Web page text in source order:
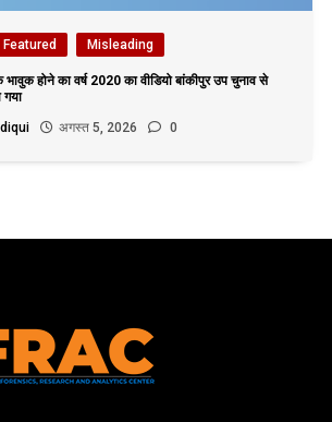
Featured Misleading
होने का वर्ष 2020 का वीडियो बांकीपुर उप चुनाव से
गया
अगस्त 5, 2026 0